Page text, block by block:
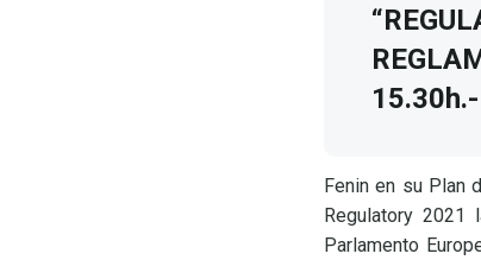
Fenin en su Plan
Regulatory 2021
Parlamento